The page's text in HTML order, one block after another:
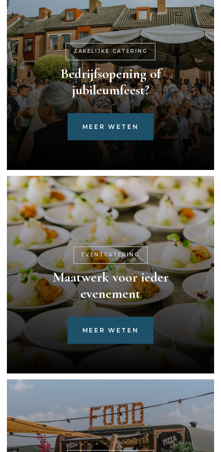
ZAKELIJKE CATERING
Bedrijfsopening of
jubileumfeest?
MEER WETEN
EVENTCATERING
Maatwerk voor ieder
evenement
MEER WETEN